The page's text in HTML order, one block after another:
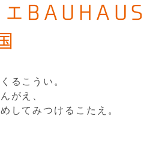
エBAUHAUS
るこうい。
がえ、
してみつけるこたえ。